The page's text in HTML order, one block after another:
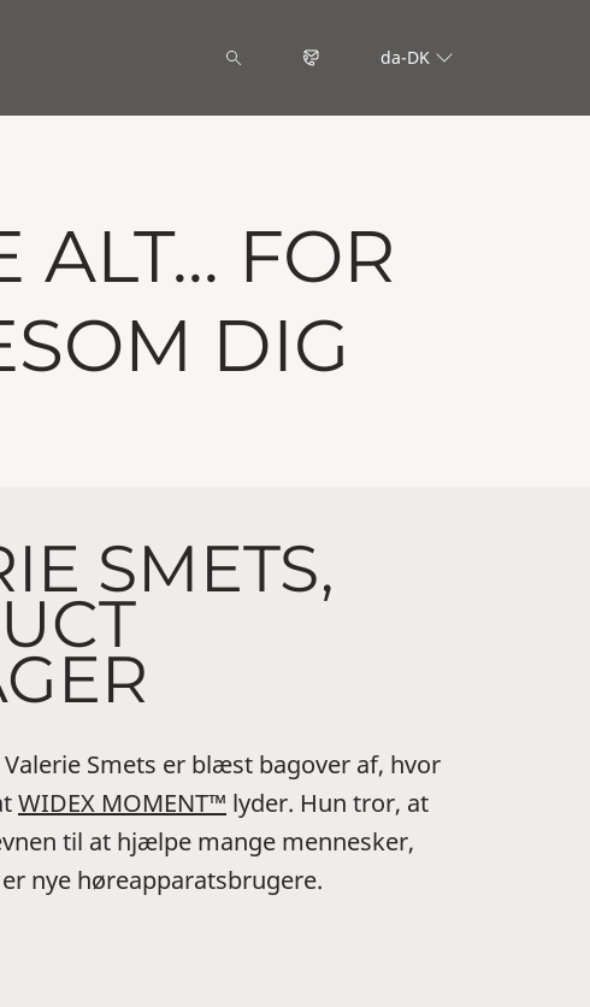
da-DK
FOR
DIG
SMETS,
Smets er blæst bagover af, hvor
WIDEX MOMENT™ lyder. Hun tror, at
til at hjælpe mange mennesker,
nye høreapparatsbrugere.